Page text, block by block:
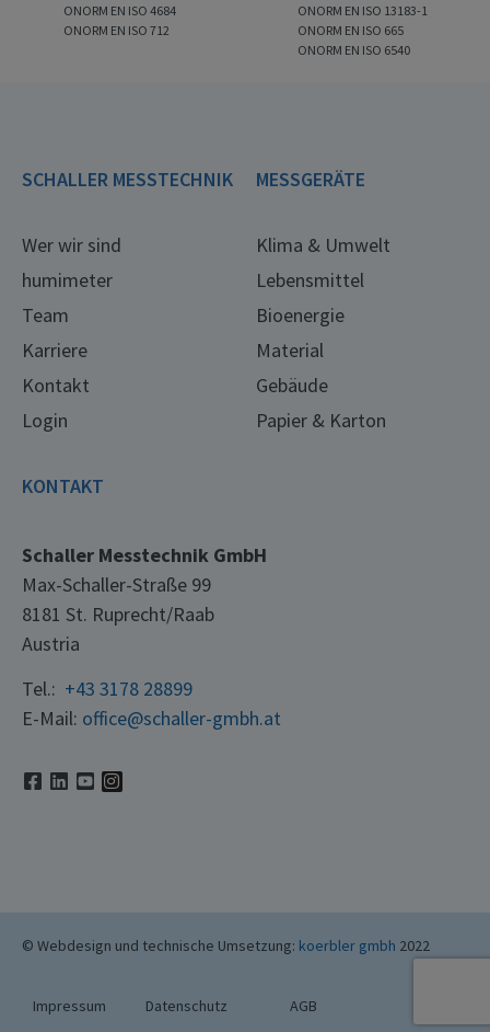
ONORM EN ISO 4684
ONORM EN ISO 712
ONORM EN ISO 13183-1
ONORM EN ISO 665
ONORM EN ISO 6540
SCHALLER MESSTECHNIK
Wer wir sind
humimeter
Team
Karriere
Kontakt
Login
MESSGERÄTE
Klima & Umwelt
Lebensmittel
Bioenergie
Material
Gebäude
Papier & Karton
KONTAKT
Schaller Messtechnik GmbH
Max-Schaller-Straße 99
8181 St. Ruprecht/Raab
Austria
Tel.: +43 3178 28899
E-Mail: office@schaller-gmbh.at
© Webdesign und technische Umsetzung: koerbler gmbh 2022
Impressum Datenschutz AGB